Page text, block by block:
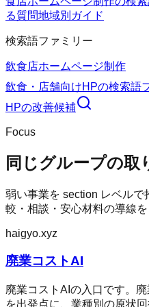
る質問地域別ガイド
検索語ファミリー
飲食店ホームページ制作
飲食・店舗向けHPの検索語
HPの改善候補
Focus
同じグループの取
弱い事業を section レベル
較・相談・安心材料の導線を
haigyo.xyz
廃業コストAI
廃業コストAIの入口です。
を出発点に、業種別の原状